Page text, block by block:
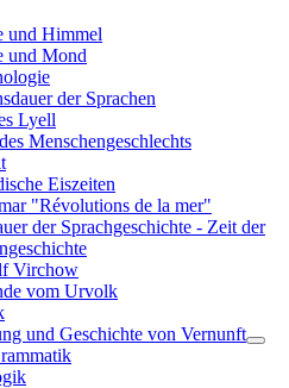
und Himmel
und Mond
der Sprachen
Lyell
Menschengeschlechts
Eiszeiten
"Révolutions de la mer"
der Sprachgeschichte - Zeit der
Virchow
vom Urvolk
und Geschichte von Vernunft